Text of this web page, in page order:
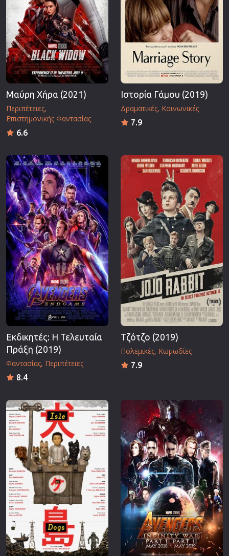
Μαύρη Χήρα (2021)
Περιπέτειες
Επιστημονικής Φαντασίας
6.6
Ιστορία Γάμου (2019)
Δραματικές Κοινωνικές
7.9
Εκδικητές: Η Τελευταία
Πράξη (2019)
Φαντασίας Περιπέτειες
8.4
Τζότζο (2019)
Πολεμικές Κωμωδίες
7.9